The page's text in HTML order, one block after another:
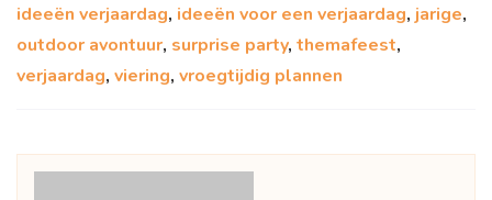
ideeën verjaardag, ideeën voor een verjaardag, jarige,
outdoor avontuur, surprise party, themafeest,
verjaardag, viering, vroegtijdig plannen